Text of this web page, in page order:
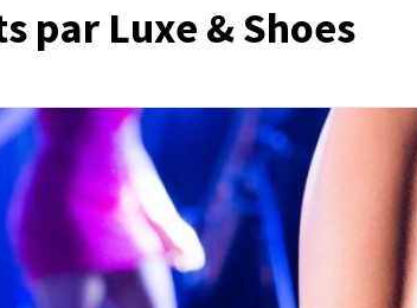
par Luxe & Shoes